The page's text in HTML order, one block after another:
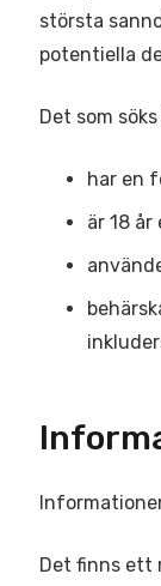
största
potentiella
Det som
har en
är 18 år
Det finns ett